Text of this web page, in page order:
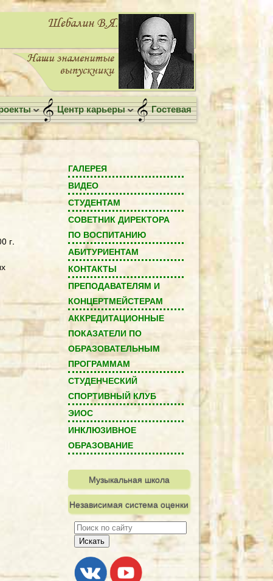
Центр карьеры Гостевая
г.
ГАЛЕРЕЯ
ВИДЕО
СТУДЕНТАМ
СОВЕТНИК ДИРЕКТОРА
ПО ВОСПИТАНИЮ
АБИТУРИЕНТАМ
КОНТАКТЫ
ПРЕПОДАВАТЕЛЯМ И
КОНЦЕРТМЕЙСТЕРАМ
АККРЕДИТАЦИОННЫЕ
ПОКАЗАТЕЛИ ПО
ОБРАЗОВАТЕЛЬНЫМ
ПРОГРАММАМ
СТУДЕНЧЕСКИЙ
СПОРТИВНЫЙ КЛУБ
ЭИОС
ИНКЛЮЗИВНОЕ
ОБРАЗОВАНИЕ
Музыкальная школа
Независимая система оценки
качества
Искать